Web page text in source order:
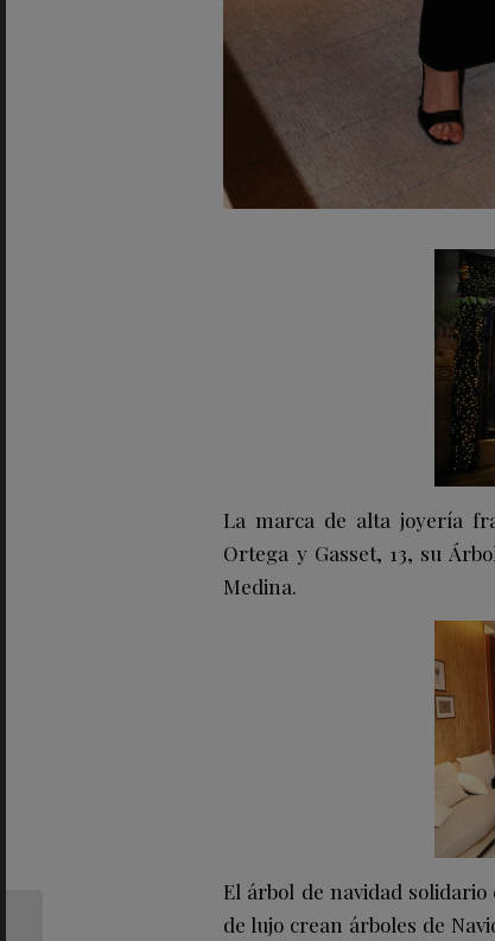
La marca de alta joyería
Ortega y Gasset, 13, su
Medina.
El árbol de navidad
de lujo crean árboles de